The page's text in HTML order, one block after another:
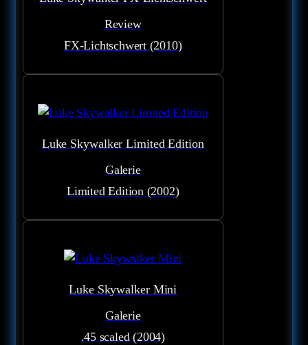
Review
FX-Lichtschwert (2010)
Luke Skywalker Limited Edition
Galerie
Limited Edition (2002)
Luke Skywalker Mini
Galerie
.45 scaled (2004)